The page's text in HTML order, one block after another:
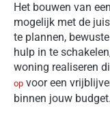
Het bouwen van
mogelijk met de
te plannen,
hulp in te
woning realiseren
op voor een
binnen jouw budget.